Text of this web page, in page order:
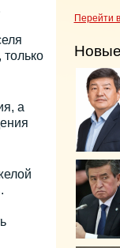
а
Перейти